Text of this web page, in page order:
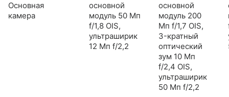
Основная
камера
основной
модуль 50 Мп
f/1,8 OIS,
ультраширик
12 Мп f/2,2
основной
модуль 200
Мп f/1,7 OIS,
3-кратный
оптический
зум 10 Мп
f/2,4 OIS,
ультраширик
50 Мп f/2,2